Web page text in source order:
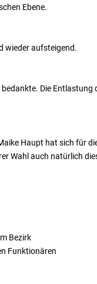
Ebene.
wieder aufsteigend.
Die
Haupt hat sich für
Wahl auch natürlich
Bezirk
Funktionären